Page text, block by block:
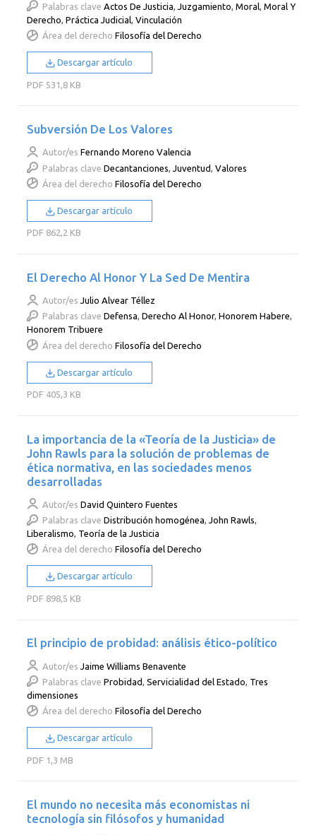
Palabras clave Actos De Justicia,Juzgamiento,Moral,Moral Y
Derecho,Práctica Judicial,Vinculación
Área del derecho Filosofía del Derecho
Descargar artículo
PDF 531,8 KB
Subversión De Los Valores
Autor/es Fernando Moreno Valencia
Palabras clave Decantanciones Juventud ,Valores
Área del derecho Filosofía del Derecho
Descargar artículo
PDF 862,2 KB
El Derecho Al Honor Y La Sed De Mentira
Autor/es Julio Alvear Téllez
Palabras clave Defensa,Derecho Al Honor,Honorem Habere,
Honorem Tribuere
Área del derecho Filosofía del Derecho
Descargar artículo
PDF 405,3 KB
La importancia de la «Teoría de la Justicia» de
John Rawls para la solución de problemas de
ética normativa, en las sociedades menos
desarrolladas
Autor/es David Quintero Fuentes
Palabras clave Distribución homogénea,John Rawls,
Liberalismo, Teoría de la Justicia
Área del derecho Filosofía del Derecho
Descargar artículo
PDF 898,5 KB
El principio de probidad: análisis ético-político
Autor/es Jaime Williams Benavente
Palabras clave Probidad,Servicialidad del Estado, Tres
dimensiones
Área del derecho Filosofía del Derecho
Descargar artículo
PDF 1,3 MB
El mundo no necesita más economistas ni
tecnología sin filósofos y humanidad